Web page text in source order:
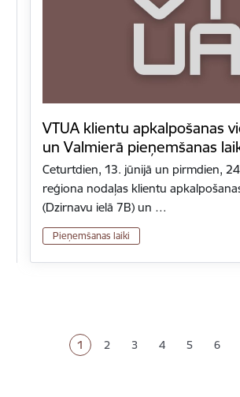
VTUA klientu apkalpošanas
un Valmierā pieņemšanas
Ceturtdien, 13. jūnijā un pirmdien,
reģiona nodaļas klientu
(Dzirnavu ielā 7B) un …
Pieņemšanas laiki
Pašreizējā lapa
1 Lapa
2 Lapa
3 Lapa
4 Lapa
5 Lapa
6